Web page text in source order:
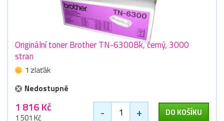
Originální toner Brother TN-6300Bk, černý, 3000
stran
1 zlaťák
Nedostupné
1 816 Kč
1 501 Kč - + DO KOŠÍKU